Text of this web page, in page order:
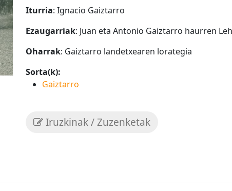
Iturria: Ignacio Gaiztarro
Ezaugarriak: Juan eta Antonio Gaiztarro haurren
Oharrak: Gaiztarro landetxearen lorategia
Sorta(k):
Gaiztarro
Iruzkinak / Zuzenketak